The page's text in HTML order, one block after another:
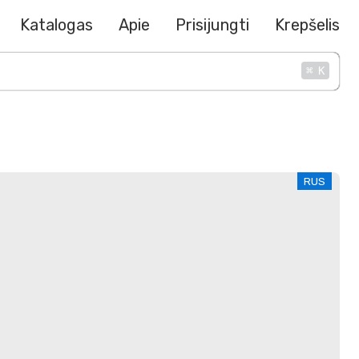
Katalogas Apie Prisijungti Krepšelis
⌘ K
RUS